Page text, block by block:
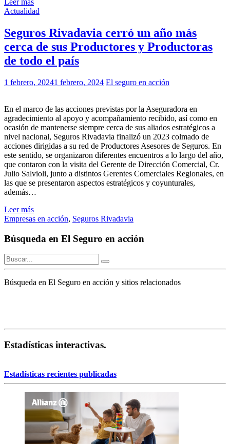
Leer más
Actualidad
Seguros Rivadavia cerró un año más
cerca de sus Productores y Productoras
de todo el país
1 febrero, 20241 febrero, 2024 El seguro en acción
En el marco de las acciones previstas por la Aseguradora en
agradecimiento al apoyo y acompañamiento recibido, así como en
ocasión de mantenerse siempre cerca de sus aliados estratégicos a
nivel nacional, Seguros Rivadavia finalizó un 2023 colmado de
acciones dirigidas a su red de Productores Asesores de Seguros. En
este sentido, se organizaron diferentes encuentros a lo largo del año,
que contaron con la visita del Gerente de Dirección Comercial, Cr.
Julio Salvioli, junto a distintos Gerentes Comerciales Regionales, en
las que se presentaron aspectos estratégicos y coyunturales,
además…
Leer más
Empresas en acción, Seguros Rivadavia
Búsqueda en El Seguro en acción
Búsqueda en El Seguro en acción y sitios relacionados
Estadísticas interactivas.
Estadísticas recientes publicadas